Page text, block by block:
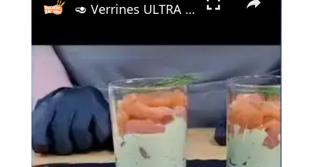
🥑 Verrines ULTRA GOURMANDES avocat-saumon en 5 min ! #recipe #explore